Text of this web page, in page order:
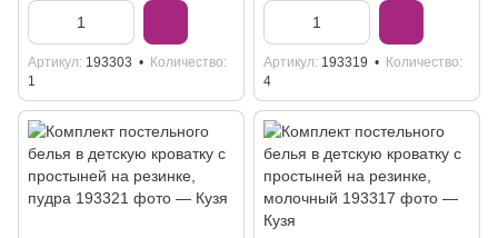
Артикул 193303
Количество
1
Артикул 193319
Количество
4